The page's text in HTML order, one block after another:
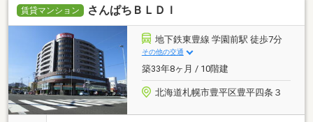
賃貸マンション さんぱちＢＬＤＩ
地下鉄東豊線 学園前駅 徒歩7分
その他の交通
築33年8ヶ月 / 10階建
北海道札幌市豊平区豊平四条３